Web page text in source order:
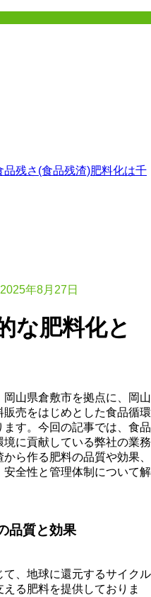
2025年8月27日
な肥料化と
山県倉敷市を拠点に、岡山
売をはじめとした食品循環
す。今回の記事では、食品
に貢献している弊社の業務
ら作る肥料の品質や効果、
全性と管理体制について解
品質と効果
、地球に還元するサイクル
る肥料を提供しておりま